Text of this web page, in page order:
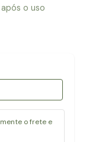
o uso
o frete e